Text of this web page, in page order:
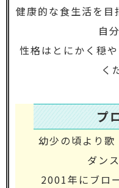
健康的な食生活を目
自
性格はとにかく穏
く
プ
幼少の頃より歌
ダン
2001年にブロ